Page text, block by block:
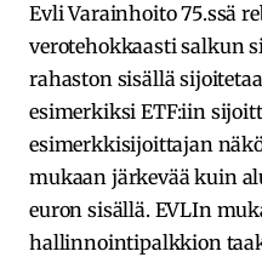
Evli Varainhoito 75.ssä
verotehokkaasti salkun
rahaston sisällä
esimerkiksi ETF:iin
esimerkkisijoittajan
mukaan järkevää kuin
euron sisällä. EVLIn
hallinnointipalkkion